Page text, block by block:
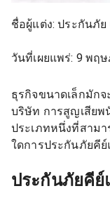
ชื่อผู้แต่ง:ประกันภัย
วันที่เผยแพร่: 9 พฤษ
ธุรกิจขนาดเล็กมัก
บริษัท การสูญเสียพ
ประเภทหนึ่งที่สาม
ใดการประกันภัยคี
ประกันภัยคีย์